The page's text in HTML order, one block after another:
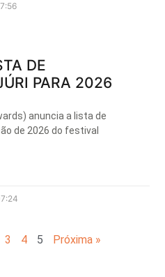
DE
PARA 2026
anuncia a lista de
de 2026 do festival
3 4 5 Próxima »